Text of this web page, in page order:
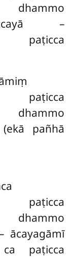
dhammo
–
paṭicca
dhammo
pañhā
dhammo
ācayagāmī
paṭicca